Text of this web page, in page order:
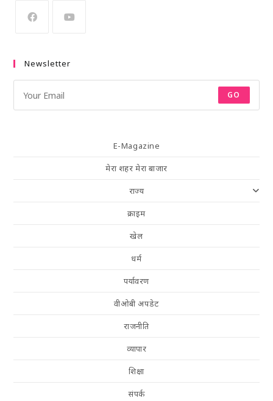
Newsletter
GO
E-Magazine
मेरा शहर मेरा बाजार
राज्य
क्राइम
खेल
धर्म
पर्यावरण
वीओबी अपडेट
राजनीति
व्यापार
शिक्षा
संपर्क